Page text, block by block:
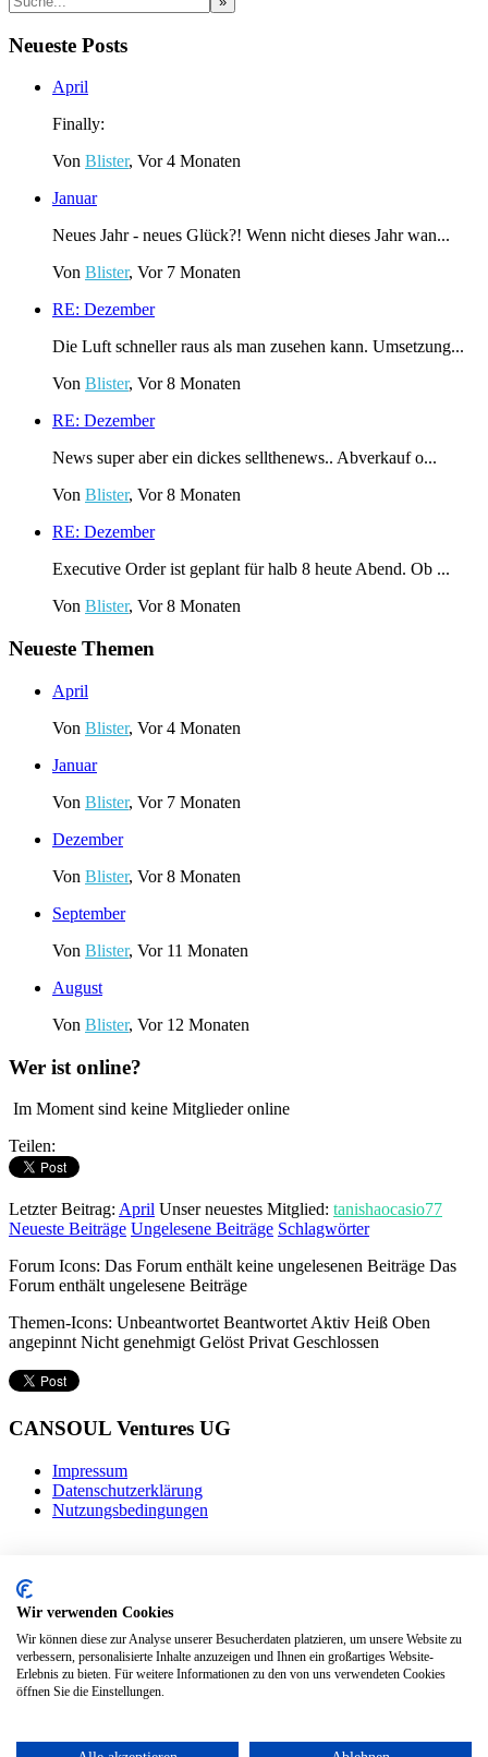
Neueste Posts
April
Finally:
Von Blister, Vor 4 Monaten
Januar
Neues Jahr - neues Glück?! Wenn nicht dieses Jahr wan...
Von Blister, Vor 7 Monaten
RE: Dezember
Die Luft schneller raus als man zusehen kann. Umsetzung...
Von Blister, Vor 8 Monaten
RE: Dezember
News super aber ein dickes sellthenews.. Abverkauf o...
Von Blister, Vor 8 Monaten
RE: Dezember
Executive Order ist geplant für halb 8 heute Abend. Ob ...
Von Blister, Vor 8 Monaten
Neueste Themen
April
Von Blister, Vor 4 Monaten
Januar
Von Blister, Vor 7 Monaten
Dezember
Von Blister, Vor 8 Monaten
September
Von Blister, Vor 11 Monaten
August
Von Blister, Vor 12 Monaten
Wer ist online?
Im Moment sind keine Mitglieder online
Teilen:
Letzter Beitrag: April Unser neuestes Mitglied: tanishaocasio77
Neueste Beiträge Ungelesene Beiträge Schlagwörter
Forum Icons: Das Forum enthält keine ungelesenen Beiträge Das
Forum enthält ungelesene Beiträge
Themen-Icons: Unbeantwortet Beantwortet Aktiv Heiß Oben
angepinnt Nicht genehmigt Gelöst Privat Geschlossen
CANSOUL Ventures UG
Impressum
Datenschutzerklärung
Nutzungsbedingungen
Wir verwenden Cookies
Wir können diese zur Analyse unserer Besucherdaten platzieren, um unsere Website zu
verbessern, personalisierte Inhalte anzuzeigen und Ihnen ein großartiges Website-
Erlebnis zu bieten. Für weitere Informationen zu den von uns verwendeten Cookies
öffnen Sie die Einstellungen.